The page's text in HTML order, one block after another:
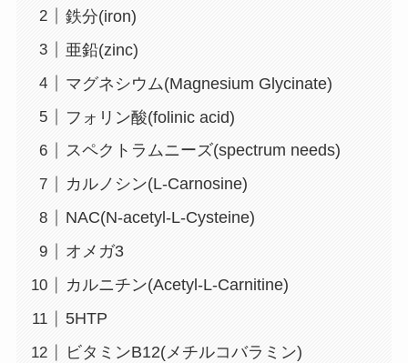
鉄分(iron)
亜鉛(zinc)
マグネシウム(Magnesium Glycinate)
フォリン酸(folinic acid)
スペクトラムニーズ(spectrum needs)
カルノシン(L-Carnosine)
NAC(N-acetyl-L-Cysteine)
オメガ3
カルニチン(Acetyl-L-Carnitine)
5HTP
ビタミンB12(メチルコバラミン)